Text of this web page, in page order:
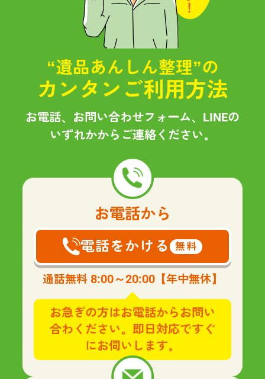
“遺品あんしん整理”の
カンタンご利用方法
お電話、お問い合わせフォーム、LINEの
いずれかからご連絡ください。
お電話から
電話をかける 無料
通話無料 8:00～20:00 【年中無休】
お急ぎの方はお電話からお問い
合わください。即日対応ですぐ
にお伺いします。